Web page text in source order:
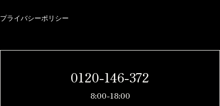
プライバシーポリシー
0120-146-372
8:00-18:00